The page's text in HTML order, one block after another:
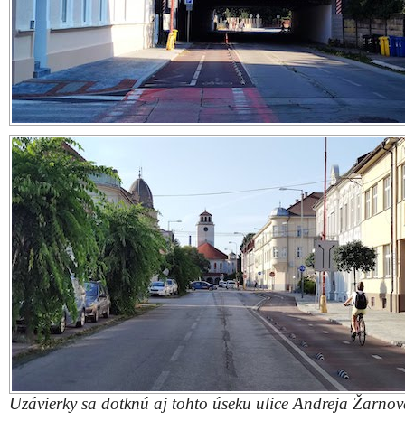
Uzávierky sa dotknú aj tohto úseku ulice Andreja